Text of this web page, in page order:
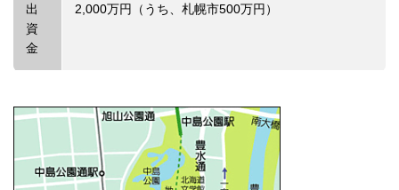
出
資
金
2,000万円（うち、札幌市500万円）